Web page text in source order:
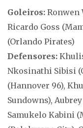
Goleiros: Ronwen
Ricardo Goss
(Orlando Pirates)
Defensores:
Nkosinathi Sibisi
(Hannover 96),
Sundowns),
Samukelo Kabini